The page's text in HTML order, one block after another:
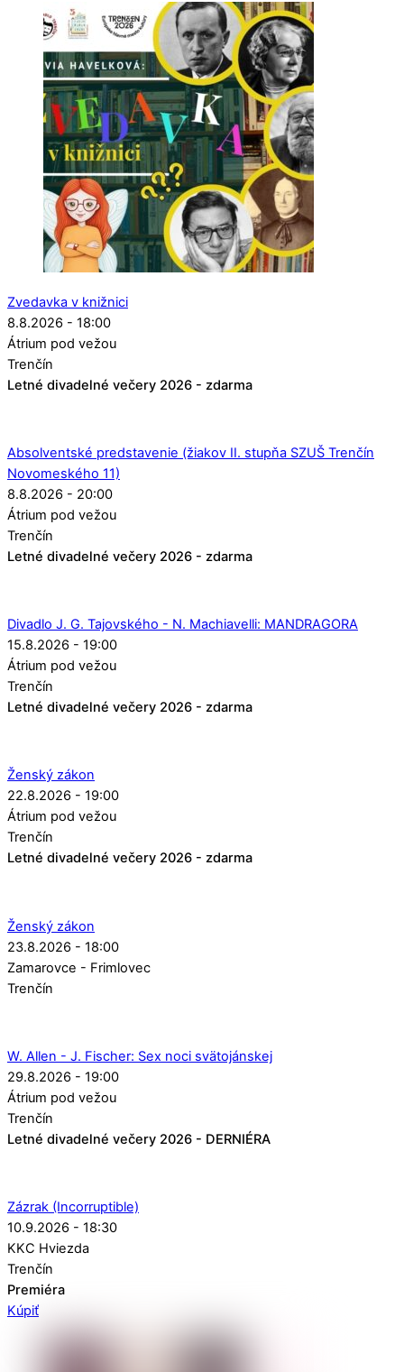
Zvedavka v knižnici
8.8.2026 - 18:00
Átrium pod vežou
Trenčín
Letné divadelné večery 2026 - zdarma
Absolventské predstavenie (žiakov II. stupňa SZUŠ Trenčín
Novomeského 11)
8.8.2026 - 20:00
Átrium pod vežou
Trenčín
Letné divadelné večery 2026 - zdarma
Divadlo J. G. Tajovského - N. Machiavelli: MANDRAGORA
15.8.2026 - 19:00
Átrium pod vežou
Trenčín
Letné divadelné večery 2026 - zdarma
Ženský zákon
22.8.2026 - 19:00
Átrium pod vežou
Trenčín
Letné divadelné večery 2026 - zdarma
Ženský zákon
23.8.2026 - 18:00
Zamarovce - Frimlovec
Trenčín
W. Allen - J. Fischer: Sex noci svätojánskej
29.8.2026 - 19:00
Átrium pod vežou
Trenčín
Letné divadelné večery 2026 - DERNIÉRA
Zázrak (Incorruptible)
10.9.2026 - 18:30
KKC Hviezda
Trenčín
Premiéra
Kúpiť